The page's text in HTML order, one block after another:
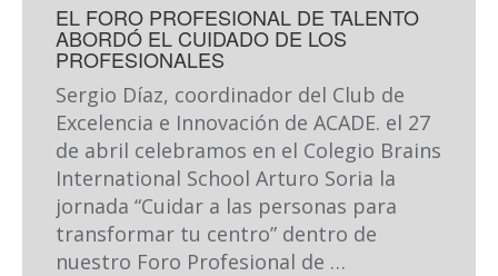
EL FORO PROFESIONAL DE TALENTO
ABORDÓ EL CUIDADO DE LOS
PROFESIONALES
Sergio Díaz, coordinador del Club de
Excelencia e Innovación de ACADE. el 27
de abril celebramos en el Colegio Brains
International School Arturo Soria la
jornada “Cuidar a las personas para
transformar tu centro” dentro de
nuestro Foro Profesional de …